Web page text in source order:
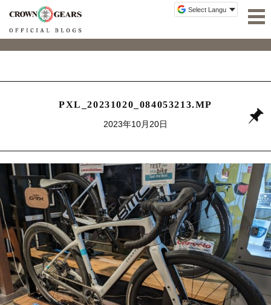
PXL_20231020_084053213.MP
2023年10月20日